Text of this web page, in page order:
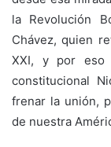
la Revolución
Chávez, quien
XXI, y por eso
constitucional
frenar la unión,
de nuestra